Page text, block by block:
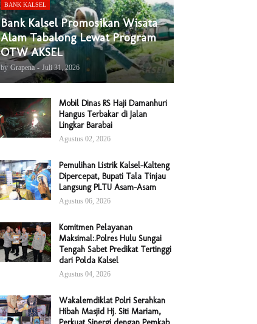
BANK KALSEL
Bank Kalsel Promosikan Wisata
Alam Tabalong Lewat Program
OTW AKSEL
by Grapena - Juli 31, 2026
Mobil Dinas RS Haji Damanhuri
Hangus Terbakar di Jalan
Lingkar Barabai
Agustus 02, 2026
Pemulihan Listrik Kalsel-Kalteng
Dipercepat, Bupati Tala Tinjau
Langsung PLTU Asam-Asam
Agustus 06, 2026
Komitmen Pelayanan
Maksimal:.Polres Hulu Sungai
Tengah Sabet Predikat Tertinggi
dari Polda Kalsel
Agustus 04, 2026
Wakalemdiklat Polri Serahkan
Hibah Masjid Hj. Siti Mariam,